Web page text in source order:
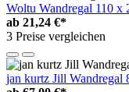
Woltu Wandregal 110 x
ab 21,24 €*
3 Preise vergleichen
jan kurtz Jill Wandregal